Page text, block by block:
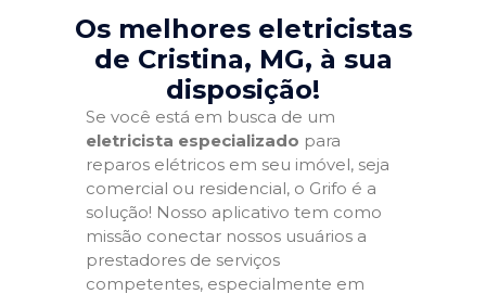
Os melhores eletricistas
de Cristina, MG, à sua
disposição!
Se você está em busca de um
eletricista especializado para
reparos elétricos em seu imóvel, seja
comercial ou residencial, o Grifo é a
solução! Nosso aplicativo tem como
missão conectar nossos usuários a
prestadores de serviços
competentes, especialmente em